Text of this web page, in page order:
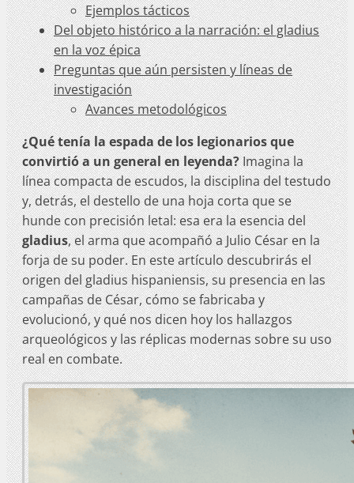
Ejemplos tácticos
Del objeto histórico a la narración: el gladius
en la voz épica
Preguntas que aún persisten y líneas de
investigación
Avances metodológicos
¿Qué tenía la espada de los legionarios que
convirtió a un general en leyenda?Imagina la
línea compacta de escudos, la disciplina del testudo
y, detrás, el destello de una hoja corta que se
hunde con precisión letal: esa era la esencia del
gladius, el arma que acompañó a Julio César en la
forja de su poder. En este artículo descubrirás el
origen del gladius hispaniensis, su presencia en las
campañas de César, cómo se fabricaba y
evolucionó, y qué nos dicen hoy los hallazgos
arqueológicos y las réplicas modernas sobre su uso
real en combate.